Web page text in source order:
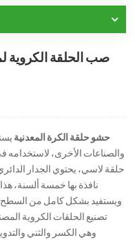
صب الحلقة الكروية
حشو حلقة الكرة المعدنية
والصناعات الأخرى،
حلقة لاسي، يحتوي الجدار
نافذة بها خمسة ألسنة،
ويستفيد بشكل كامل من السطح
تصنيع الحلقات الكروية
وهي الكسر والثني